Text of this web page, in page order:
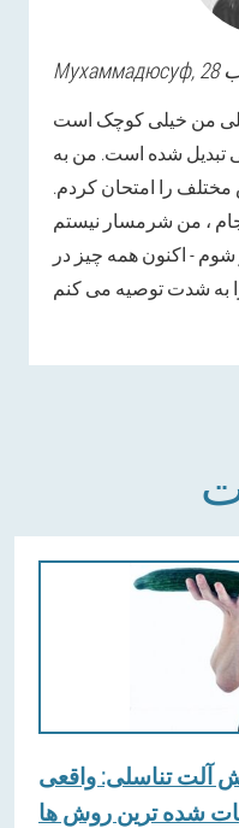
Мухаммадюсуф
من خیلی کوچک است
تبدیل شده است. من به
را امتحان کردم.
، من شرمسار نیستم
شوم - اکنون همه چیز در
آلت تناسلی: واقعی
شده ترین روش ها